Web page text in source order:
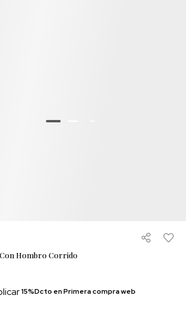
Hombro Corrido
15%Dcto en Primera compra web